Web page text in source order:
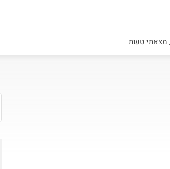
מצאתי טעות